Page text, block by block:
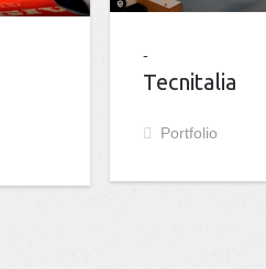
Tecnitalia
Portfolio